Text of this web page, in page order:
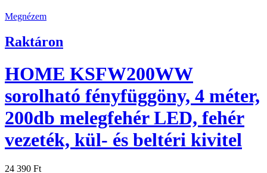
Megnézem
Raktáron
HOME KSFW200WW
sorolható fényfüggöny, 4 méter,
200db melegfehér LED, fehér
vezeték, kül- és beltéri kivitel
24 390 Ft